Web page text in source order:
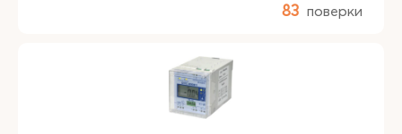
83 поверки